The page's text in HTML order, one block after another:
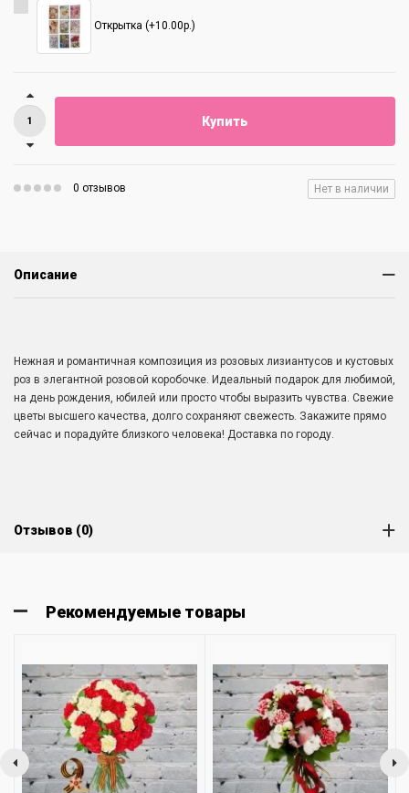
Открытка (+10.00р.)
Купить
0 отзывов Нет в наличии
Описание
Нежная и романтичная композиция из розовых лизиантусов и кустовых
роз в элегантной розовой коробочке. Идеальный подарок для любимой,
на день рождения, юбилей или просто чтобы выразить чувства. Свежие
цветы высшего качества, долго сохраняют свежесть. Закажите прямо
сейчас и порадуйте близкого человека! Доставка по городу.
Отзывов (0)
Рекомендуемые товары